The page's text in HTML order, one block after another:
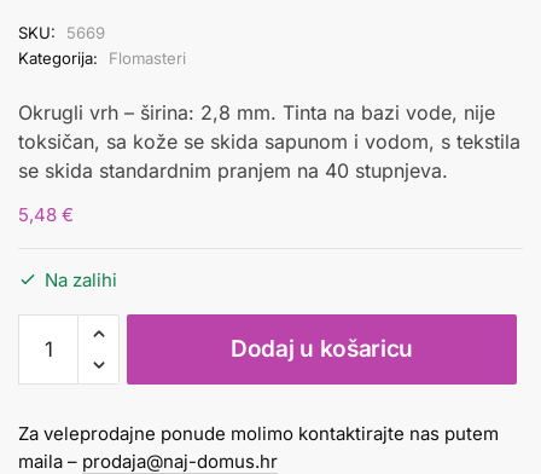
SKU:
5669
Kategorija:
Flomasteri
Okrugli vrh – širina: 2,8 mm. Tinta na bazi vode, nije
toksičan, sa kože se skida sapunom i vodom, s tekstila
se skida standardnim pranjem na 40 stupnjeva.
5,48 €
Na zalihi
Flomaster
1/24
Giotto
Dodaj u košaricu
Za veleprodajne ponude molimo kontaktirajte nas putem
maila – prodaja@naj-domus.hr